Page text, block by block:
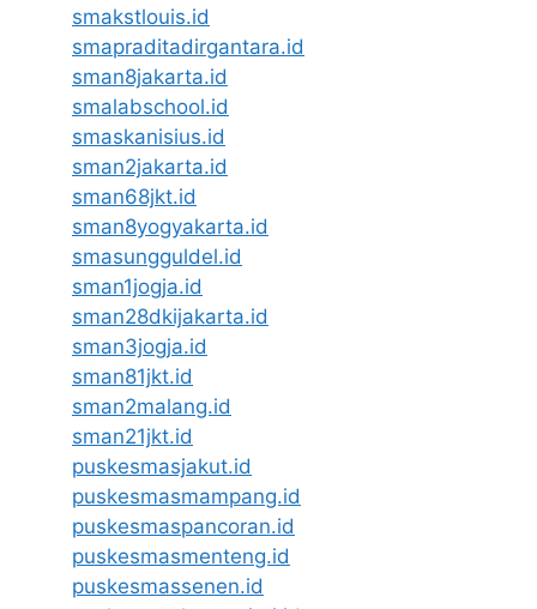
smakstlouis.id
smapraditadirgantara.id
sman8jakarta.id
smalabschool.id
smaskanisius.id
sman2jakarta.id
sman68jkt.id
sman8yogyakarta.id
smasungguldel.id
sman1jogja.id
sman28dkijakarta.id
sman3jogja.id
sman81jkt.id
sman2malang.id
sman21jkt.id
puskesmasjakut.id
puskesmasmampang.id
puskesmaspancoran.id
puskesmasmenteng.id
puskesmassenen.id